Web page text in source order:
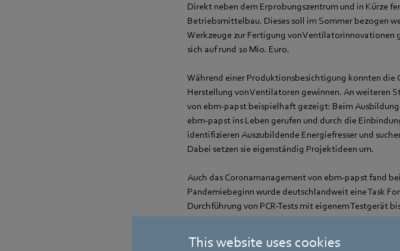
This website uses cookies
Direkt neben dem Erprobungszentrum und in Kürze
Betriebsmittelbau. Dieses soll im Sommer bezogen
Werkzeuge zur Fertigung von
sich auf rund 10 Mio. Euro.
Während einer Produktionsbesichtigung konnten die
Herstellung von Ventilatoren gewinnen. An weiteren
von ebm‑papst beispielhaft gezeigt: Beim
ebm‑papst ins Leben gerufen und durch die
identifizieren Auszubildende Energiefresser und
Dabei setzen sie eigenständig Projektideen um.
Auch das Coronamanagement von ebm‑papst fand
Pandemiebeginn wurde deutschlandweit eine Task
Durchführung von PCR-Tests mit eigenem Testgerät
Belegschaft erreicht werden.